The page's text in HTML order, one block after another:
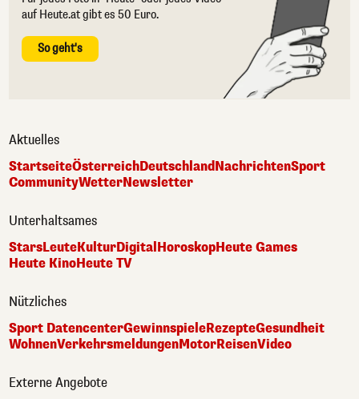
auf Heute.at gibt es 50 Euro.
So geht's
Aktuelles
StartseiteÖsterreichDeutschlandNachrichtenSport
CommunityWetterNewsletter
Unterhaltsames
StarsLeuteKulturDigitalHoroskopHeute Games
Heute KinoHeute TV
Nützliches
Sport DatencenterGewinnspieleRezepteGesundheit
WohnenVerkehrsmeldungenMotorReisenVideo
Externe Angebote